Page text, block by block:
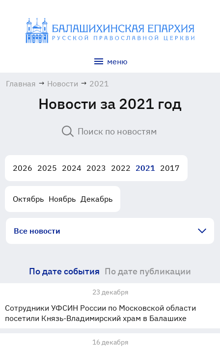
меню
Главная → Новости → 2021
Новости за 2021 год
2026 2025 2024 2023 2022 2021 2017
Октябрь Ноябрь Декабрь
Все новости
По дате события По дате публикации
23 декабря
Сотрудники УФСИН России по Московской области
посетили Князь-Владимирский храм в Балашихе
16 декабря